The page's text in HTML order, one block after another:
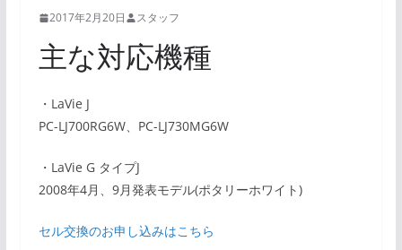
2017年2月20日 スタッフ
主な対応機種
・LaVie J
PC-LJ700RG6W、PC-LJ730MG6W
・LaVie G タイプJ
2008年4月、9月発表モデル(ポタリーホワイト)
セル交換のお申し込みはこちら